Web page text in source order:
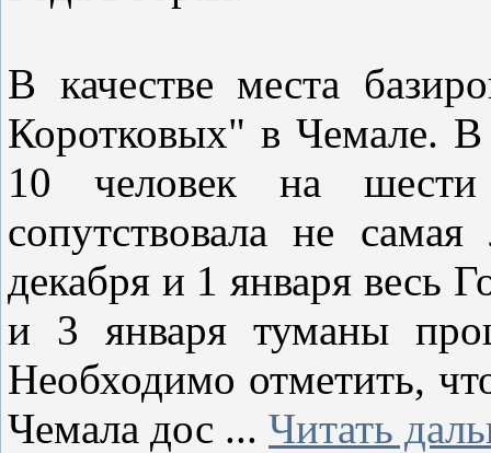
В качестве места
Коротковых" в Чемале.
10 человек на шести
сопутствовала не
декабря и 1 января весь
и 3 января туманы
Необходимо отметить,
Чемала дос ... Читать